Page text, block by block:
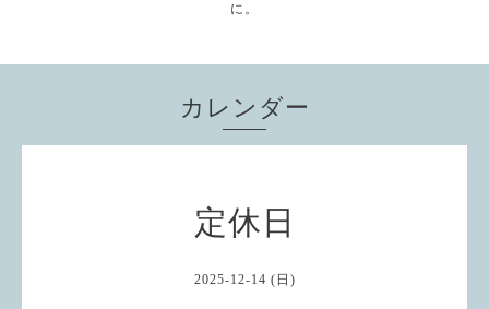
に。
カレンダー
定休日
2025-12-14 (日)